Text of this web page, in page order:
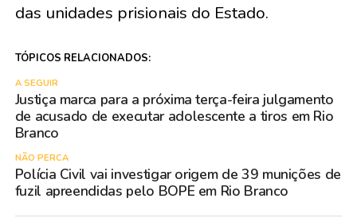
das unidades prisionais do Estado.
TÓPICOS RELACIONADOS:
A SEGUIR
Justiça marca para a próxima terça-feira julgamento
de acusado de executar adolescente a tiros em Rio
Branco
NÃO PERCA
Polícia Civil vai investigar origem de 39 munições de
fuzil apreendidas pelo BOPE em Rio Branco